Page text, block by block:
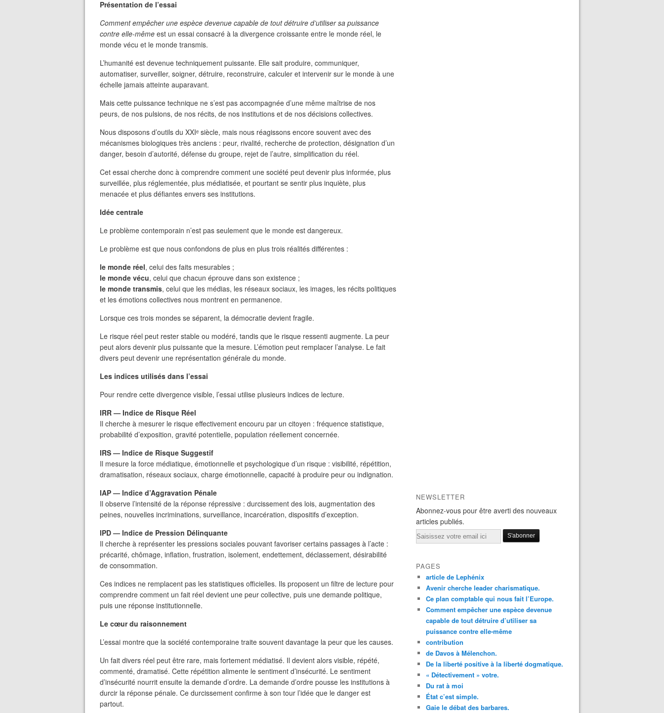
Présentation de l’essai
Comment empêcher une espèce devenue capable de tout détruire d’utiliser sa puissance
contre elle-même est un essai consacré à la divergence croissante entre le monde réel, le
monde vécu et le monde transmis.
L’humanité est devenue techniquement puissante. Elle sait produire, communiquer,
automatiser, surveiller, soigner, détruire, reconstruire, calculer et intervenir sur le monde à une
échelle jamais atteinte auparavant.
Mais cette puissance technique ne s’est pas accompagnée d’une même maîtrise de nos
peurs, de nos pulsions, de nos récits, de nos institutions et de nos décisions collectives.
Nous disposons d’outils du XXIᵉ siècle, mais nous réagissons encore souvent avec des
mécanismes biologiques très anciens : peur, rivalité, recherche de protection, désignation d’un
danger, besoin d’autorité, défense du groupe, rejet de l’autre, simplification du réel.
Cet essai cherche donc à comprendre comment une société peut devenir plus informée, plus
surveillée, plus réglementée, plus médiatisée, et pourtant se sentir plus inquiète, plus
menacée et plus défiantes envers ses institutions.
Idée centrale
Le problème contemporain n’est pas seulement que le monde est dangereux.
Le problème est que nous confondons de plus en plus trois réalités différentes :
le monde réel, celui des faits mesurables ;
le monde vécu, celui que chacun éprouve dans son existence ;
le monde transmis, celui que les médias, les réseaux sociaux, les images, les récits politiques
et les émotions collectives nous montrent en permanence.
Lorsque ces trois mondes se séparent, la démocratie devient fragile.
Le risque réel peut rester stable ou modéré, tandis que le risque ressenti augmente. La peur
peut alors devenir plus puissante que la mesure. L’émotion peut remplacer l’analyse. Le fait
divers peut devenir une représentation générale du monde.
Les indices utilisés dans l’essai
Pour rendre cette divergence visible, l’essai utilise plusieurs indices de lecture.
IRR — Indice de Risque Réel
Il cherche à mesurer le risque effectivement encouru par un citoyen : fréquence statistique,
probabilité d’exposition, gravité potentielle, population réellement concernée.
IRS — Indice de Risque Suggestif
Il mesure la force médiatique, émotionnelle et psychologique d’un risque : visibilité, répétition,
dramatisation, réseaux sociaux, charge émotionnelle, capacité à produire peur ou indignation.
IAP — Indice d’Aggravation Pénale
Il observe l’intensité de la réponse répressive : durcissement des lois, augmentation des
peines, nouvelles incriminations, surveillance, incarcération, dispositifs d’exception.
IPD — Indice de Pression Délinquante
Il cherche à représenter les pressions sociales pouvant favoriser certains passages à l’acte :
précarité, chômage, inflation, frustration, isolement, endettement, déclassement, désirabilité
de consommation.
Ces indices ne remplacent pas les statistiques officielles. Ils proposent un filtre de lecture pour
comprendre comment un fait réel devient une peur collective, puis une demande politique,
puis une réponse institutionnelle.
Le cœur du raisonnement
L’essai montre que la société contemporaine traite souvent davantage la peur que les causes.
Un fait divers réel peut être rare, mais fortement médiatisé. Il devient alors visible, répété,
commenté, dramatisé. Cette répétition alimente le sentiment d’insécurité. Le sentiment
d’insécurité nourrit ensuite la demande d’ordre. La demande d’ordre pousse les institutions à
durcir la réponse pénale. Ce durcissement confirme à son tour l’idée que le danger est
partout.
NEWSLETTER
Abonnez-vous pour être averti des nouveaux
articles publiés.
Email
PAGES
article de Lephénix
Avenir cherche leader charismatique.
Ce plan comptable qui nous fait l’Europe.
Comment empêcher une espèce devenue
capable de tout détruire d’utiliser sa
puissance contre elle-même
contribution
de Davos à Mélenchon.
De la liberté positive à la liberté dogmatique.
« Détectivement » votre.
Du rat à moi
État c’est simple.
Gaie le débat des barbares.